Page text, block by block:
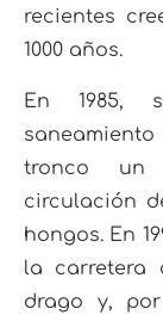
recientes
1000 años.
En 1985,
tronco un
circulación
hongos. En
la carretera
drago y,